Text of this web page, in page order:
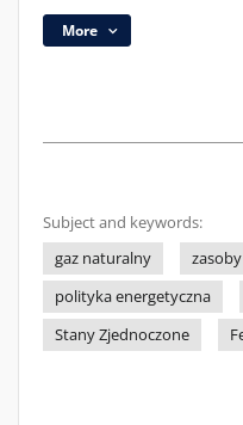
More
Subject and keywords:
gaz naturalny
polityka energetyczna
Stany Zjednoczone